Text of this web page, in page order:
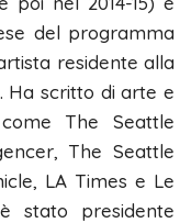
del programma
residente alla
Ha scritto di arte e
The Seattle
The Seattle
LA Times e Le
stato presidente